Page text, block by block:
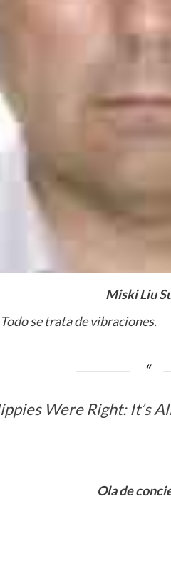
Miski Liu
se trata de vibraciones.
Were Right: It’s
Ola de